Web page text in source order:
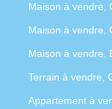
Maison à vendre,
Maison à vendre,
Maison à vendre,
Terrain à vendre,
Appartement à